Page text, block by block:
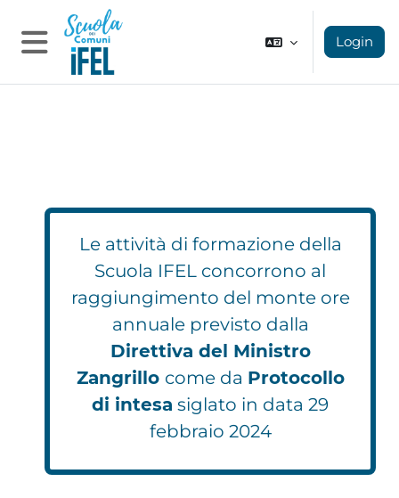
Vai al contenuto principale
Pannello laterale
Login
Le attività di formazione della
Scuola IFEL concorrono al
raggiungimento del monte ore
annuale previsto dalla
Direttiva del Ministro
Zangrillo come da Protocollo
di intesa siglato in data 29
febbraio 2024